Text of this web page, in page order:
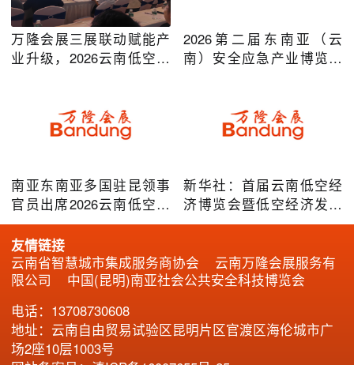
万隆会展三展联动赋能产
业升级，2026云南低空经
2026第二届东南亚（云
南）安全应急产业博览会
南亚东南亚多国驻昆领事
官员出席2026云南低空经
济博览会，共谋跨境无人
机产业合作
新华社：首届云南低空经
济博览会暨低空经济发展
大会成效凸显
友情链接
云南省智慧城市集成服务商协会
云南万隆会展服务有
限公司
中国(昆明)南亚社会公共安全科技博览会
电话：13708730608
地址：云南自由贸易试验区昆明片区官渡区海伦城市广
场2座10层1003号